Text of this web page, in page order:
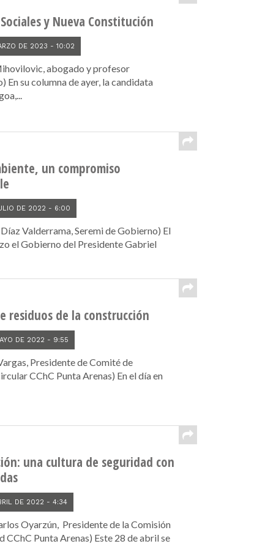
y Nueva Constitución
DE 2023 - 10:02
abogado y profesor
En su columna de ayer, la candidata
un compromiso
DE 2022 - 6:00
Valderrama, Seremi de Gobierno) El
el Gobierno del Presidente Gabriel
residuos de la construcción
DE 2022 - 9:55
Presidente de Comité de
CChC Punta Arenas) En el día en
una cultura de seguridad con
DE 2022 - 4:34
Oyarzún, Presidente de la Comisión
CChC Punta Arenas) Este 28 de abril se